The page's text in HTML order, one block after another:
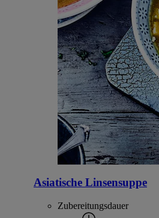
Asiatische Linsensuppe
Zubereitungsdauer